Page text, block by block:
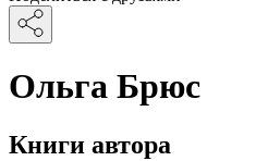
Ольга Брюс
Книги автора